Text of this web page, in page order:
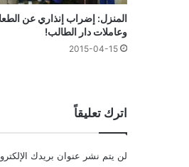
المنزل: إضراب إنذاري عن
وعاملات دار الطالب!
2015-04-15
اترك تعليقاً
لن يتم نشر عنوان بريدك